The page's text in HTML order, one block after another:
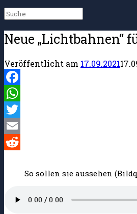
Suche
nach:
Neue „Lichtbahnen“
Veröffentlicht am 17.09.2021
Facebook
WhatsApp
Twitter
Email
So sollen sie aussehen